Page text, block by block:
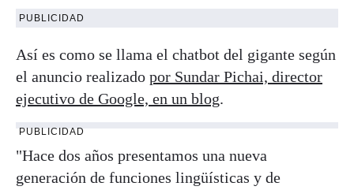
PUBLICIDAD
Así es como se llama el chatbot del gigante según
el anuncio realizado por Sundar Pichai, director
ejecutivo de Google, en un blog.
PUBLICIDAD
"Hace dos años presentamos una nueva
generación de funciones lingüísticas y de